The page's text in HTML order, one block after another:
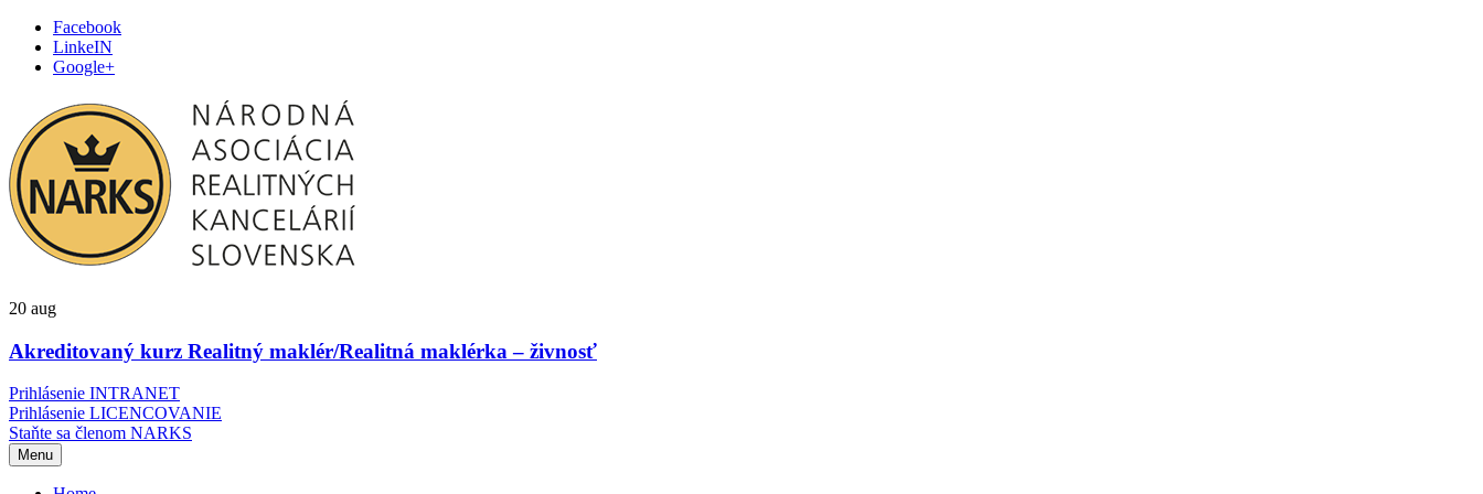
Facebook
LinkeIN
Google+
20 aug
Akreditovaný kurz Realitný maklér/Realitná maklérka – živnosť
Prihlásenie INTRANET
Prihlásenie LICENCOVANIE
Staňte sa členom NARKS
Menu Preskočiť
na